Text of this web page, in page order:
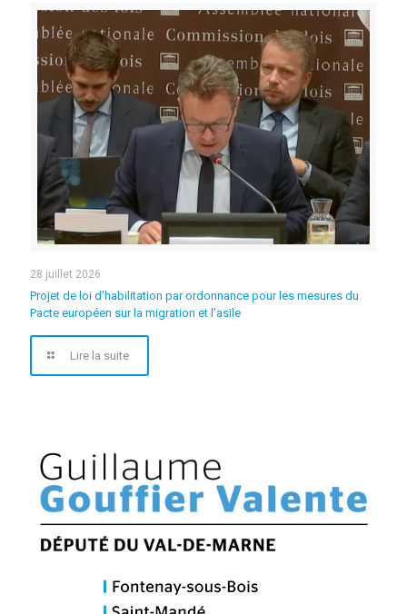
28 juillet 2026
Projet de loi d’habilitation par ordonnance pour les mesures du
Pacte européen sur la migration et l’asile
Lire la suite